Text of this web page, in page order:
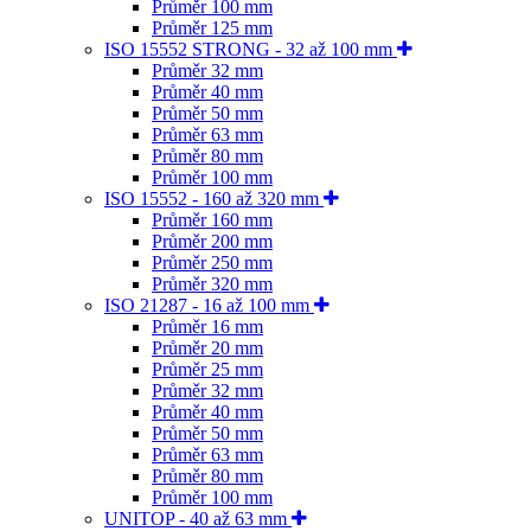
Průměr 100 mm
Průměr 125 mm
ISO 15552 STRONG - 32 až 100 mm
Průměr 32 mm
Průměr 40 mm
Průměr 50 mm
Průměr 63 mm
Průměr 80 mm
Průměr 100 mm
ISO 15552 - 160 až 320 mm
Průměr 160 mm
Průměr 200 mm
Průměr 250 mm
Průměr 320 mm
ISO 21287 - 16 až 100 mm
Průměr 16 mm
Průměr 20 mm
Průměr 25 mm
Průměr 32 mm
Průměr 40 mm
Průměr 50 mm
Průměr 63 mm
Průměr 80 mm
Průměr 100 mm
UNITOP - 40 až 63 mm